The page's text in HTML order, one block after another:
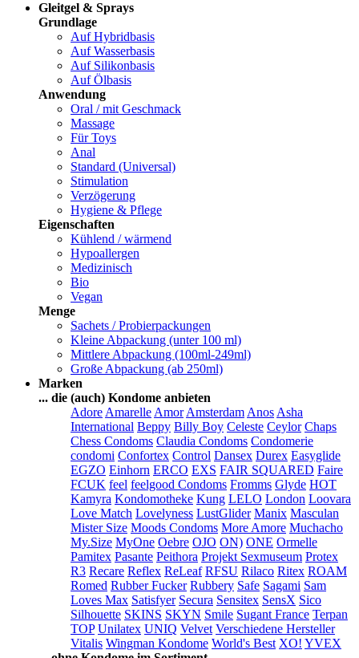
Gleitgel & Sprays
Grundlage
Auf Hybridbasis
Auf Wasserbasis
Auf Silikonbasis
Auf Ölbasis
Anwendung
Oral / mit Geschmack
Massage
Für Toys
Anal
Standard (Universal)
Stimulation
Verzögerung
Hygiene & Pflege
Eigenschaften
Kühlend / wärmend
Hypoallergen
Medizinisch
Bio
Vegan
Menge
Sachets / Probierpackungen
Kleine Abpackung (unter 100 ml)
Mittlere Abpackung (100ml-249ml)
Große Abpackung (ab 250ml)
Marken
... die (auch) Kondome anbieten
Adore Amarelle Amor Amsterdam Anos Asha
International Beppy Billy Boy Celeste Ceylor Chaps
Chess Condoms Claudia Condoms Condomerie
condomi Confortex Control Dansex Durex Easyglide
EGZO Einhorn ERCO EXS FAIR SQUARED Faire
FCUK feel feelgood Condoms Fromms Glyde HOT
Kamyra Kondomotheke Kung LELO London Loovara
Love Match Lovelyness LustGlider Manix Masculan
Mister Size Moods Condoms More Amore Muchacho
My.Size MyOne Oebre OJO ON) ONE Ormelle
Pamitex Pasante Peithora Projekt Sexmuseum Protex
R3 Recare Reflex ReLeaf RFSU Rilaco Ritex ROAM
Romed Rubber Fucker Rubbery Safe Sagami Sam
Loves Max Satisfyer Secura Sensitex SensX Sico
Silhouette SKINS SKYN Smile Sugant France Terpan
TOP Unilatex UNIQ Velvet Verschiedene Hersteller
Vitalis Wingman Kondome World's Best XO! YVEX